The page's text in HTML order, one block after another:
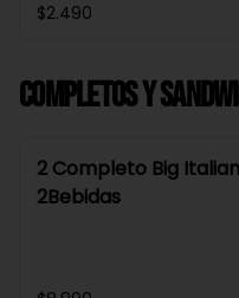
$2.490
Completos y
2 Completo Big
2Bebidas